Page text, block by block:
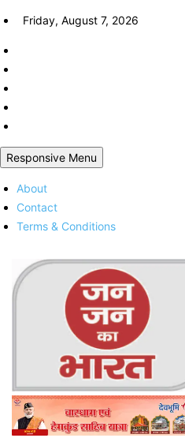
Skip
content
Friday, August 7, 2026
Responsive Menu
About
Contact
Terms & Conditions
Jan Jan Ka Bharat
Online Trending Hindi News